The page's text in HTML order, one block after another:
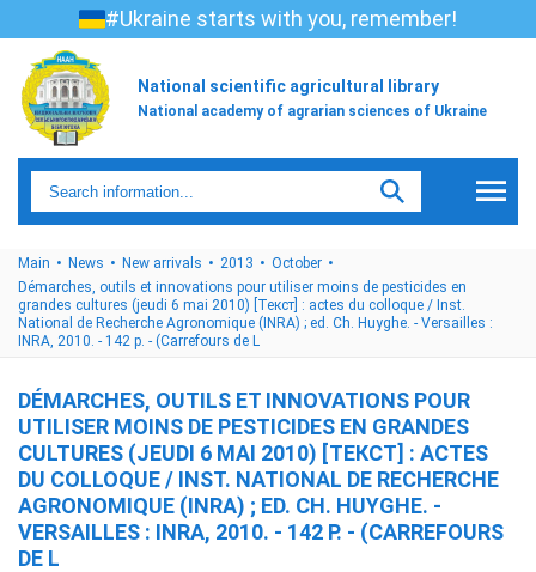
#Ukraine starts with you, remember!
National scientific agricultural library
National academy of agrarian sciences of Ukraine
Main News New arrivals 2013
October
Démarches, outils et innovations pour utiliser moins de pesticides en
grandes cultures (jeudi 6 mai 2010) [Текст] : actes du colloque / Inst.
National de Recherche Agronomique (INRA) ; ed. Ch. Huyghe. - Versailles :
INRA, 2010. - 142 p. - (Carrefours de L
DÉMARCHES, OUTILS ET INNOVATIONS POUR
UTILISER MOINS DE PESTICIDES EN GRANDES
CULTURES (JEUDI 6 MAI 2010) [ТЕКСТ] : ACTES
DU COLLOQUE / INST. NATIONAL DE RECHERCHE
AGRONOMIQUE (INRA) ; ED. CH. HUYGHE. -
VERSAILLES : INRA, 2010. - 142 P. - (CARREFOURS
DE L